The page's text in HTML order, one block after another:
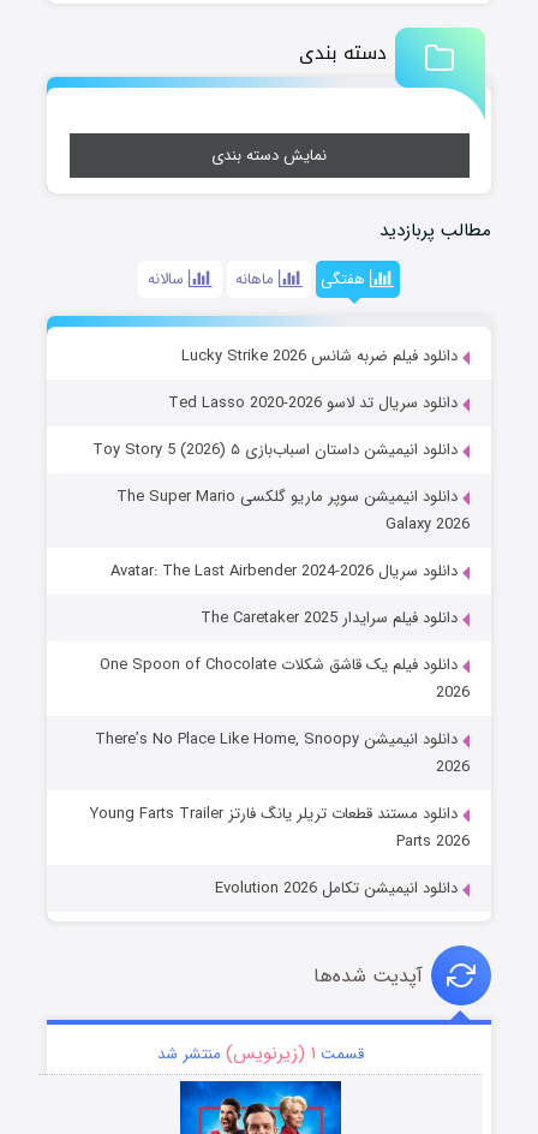
دسته بندی
نمایش دسته بندی
مطالب پربازدید
هفتگی ماهانه سالانه
دانلود فیلم ضربه شانس Lucky Strike 2026
دانلود سریال تد لاسو Ted Lasso 2020-2026
دانلود انیمیشن داستان اسباب‌بازی ۵ Toy Story 5 (2026)
دانلود انیمیشن سوپر ماریو گلکسی The Super Mario
Galaxy 2026
دانلود سریال Avatar: The Last Airbender 2024-2026
دانلود فیلم سرایدار The Caretaker 2025
دانلود فیلم یک قاشق شکلات One Spoon of Chocolate
2026
دانلود انیمیشن There’s No Place Like Home, Snoopy
2026
دانلود مستند قطعات تریلر یانگ فارتز Young Farts Trailer
Parts 2026
دانلود انیمیشن تکامل Evolution 2026
آپدیت شده‌ها
قسمت ۱ (زیرنویس) منتشر شد